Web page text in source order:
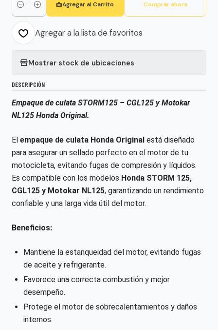
Cantidad
Agregar al Carrito Comprar ahora
Agregar a la lista de favoritos
Mostrar stock de ubicaciones
DESCRIPCIÓN
Empaque de culata STORM125 – CGL125 y Motokar
NL125 Honda Original.
El empaque de culata Honda Original está diseñado
para asegurar un sellado perfecto en el motor de tu
motocicleta, evitando fugas de compresión y líquidos.
Es compatible con los modelos Honda STORM 125,
CGL125 y Motokar NL125, garantizando un rendimiento
confiable y una larga vida útil del motor.
Beneficios:
Mantiene la estanqueidad del motor, evitando fugas
de aceite y refrigerante.
Favorece una correcta combustión y mejor
desempeño.
Protege el motor de sobrecalentamientos y daños
internos.